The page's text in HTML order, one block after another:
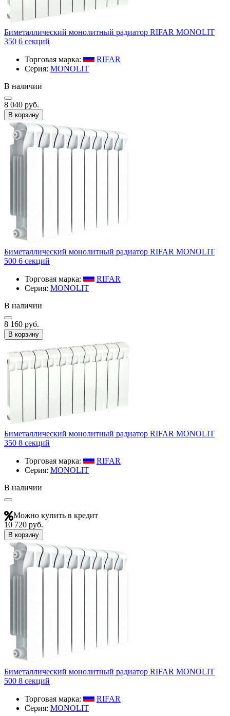
Биметаллический монолитный радиатор RIFAR MONOLIT
350 6 секций
Торговая марка:
RIFAR​
Серия: MONOLIT
В наличии
8 040 руб.
В корзину
Биметаллический монолитный радиатор RIFAR MONOLIT
500 6 секций
Торговая марка:
RIFAR​
Серия: MONOLIT
В наличии
8 160 руб.
В корзину
Биметаллический монолитный радиатор RIFAR MONOLIT
350 8 секций
Торговая марка:
RIFAR​
Серия: MONOLIT
В наличии
Можно купить в кредит
10 720 руб.
В корзину
Биметаллический монолитный радиатор RIFAR MONOLIT
500 8 секций
Торговая марка:
RIFAR​
Серия: MONOLIT